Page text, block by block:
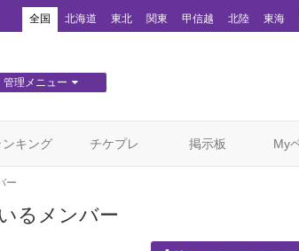
全国 北海道 東北 関東 甲信越 北陸 東海
管理メニュー
ンキング チケプレ 掲示板 My
ー
るメンバー